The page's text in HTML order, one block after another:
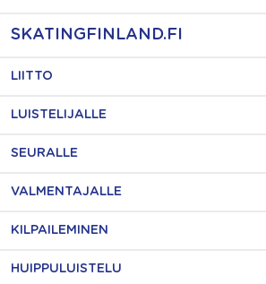
SKATINGFINLAND.FI
LIITTO
LUISTELIJALLE
SEURALLE
VALMENTAJALLE
KILPAILEMINEN
HUIPPULUISTELU